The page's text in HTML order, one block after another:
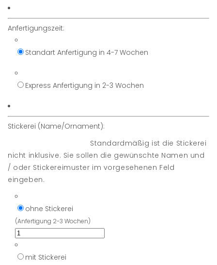
Anfertigungszeit:
Standart Anfertigung in 4-7 Wochen
Express Anfertigung in 2-3 Wochen
Stickerei (Name/Ornament):
Standardmäßig ist die Stickerei
nicht inklusive. Sie sollen die gewünschte Namen und
/ oder Stickereimuster im vorgesehenen Feld
eingeben.
ohne Stickerei
(Anfertigung 2-3 Wochen)
mit Stickerei